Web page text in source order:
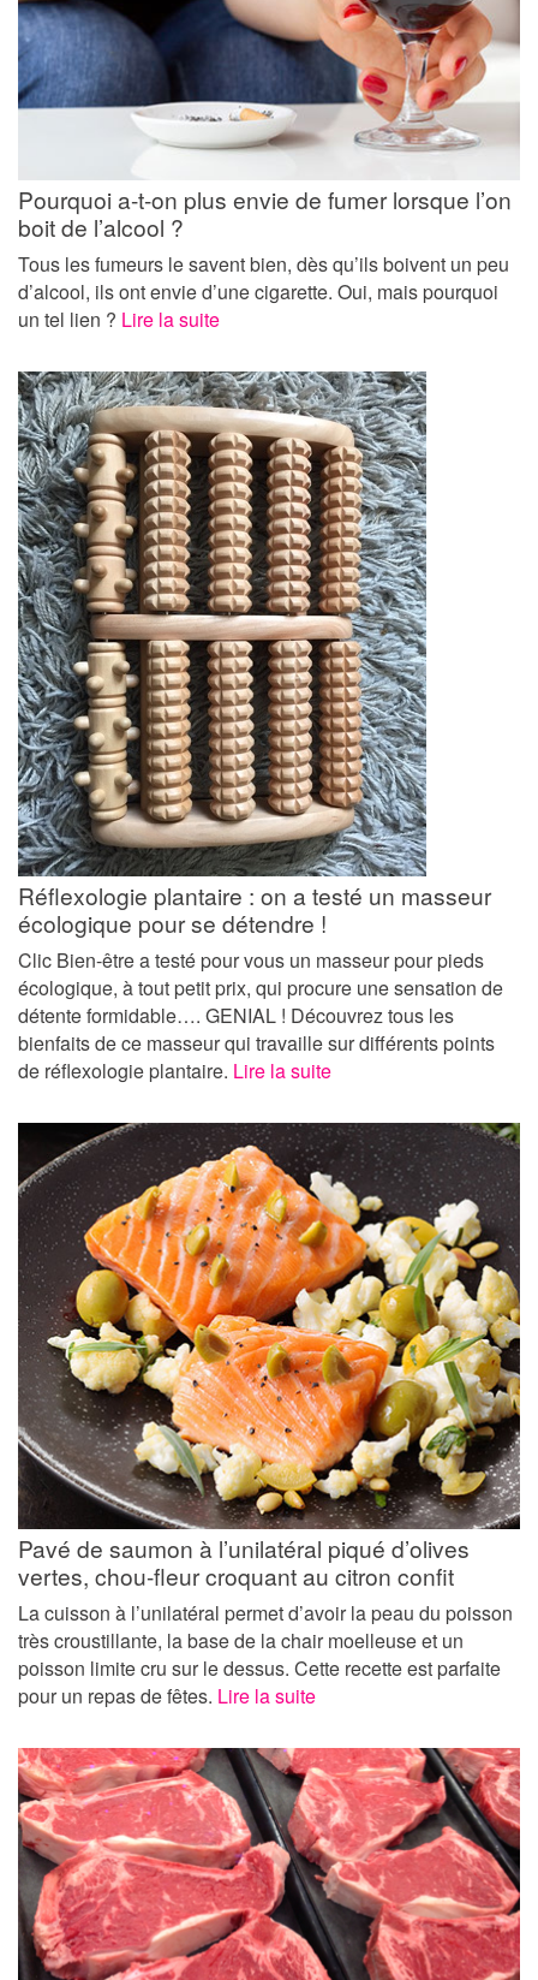
Pourquoi a-t-on plus envie de fumer lorsque l’on
boit de l’alcool ?
Tous les fumeurs le savent bien, dès qu’ils boivent un peu
d’alcool, ils ont envie d’une cigarette. Oui, mais pourquoi
un tel lien ? Lire la suite
Réflexologie plantaire : on a testé un masseur
écologique pour se détendre !
Clic Bien-être a testé pour vous un masseur pour pieds
écologique, à tout petit prix, qui procure une sensation de
détente formidable…. GENIAL ! Découvrez tous les
bienfaits de ce masseur qui travaille sur différents points
de réflexologie plantaire. Lire la suite
Pavé de saumon à l’unilatéral piqué d’olives
vertes, chou-fleur croquant au citron confit
La cuisson à l’unilatéral permet d’avoir la peau du poisson
très croustillante, la base de la chair moelleuse et un
poisson limite cru sur le dessus. Cette recette est parfaite
pour un repas de fêtes. Lire la suite